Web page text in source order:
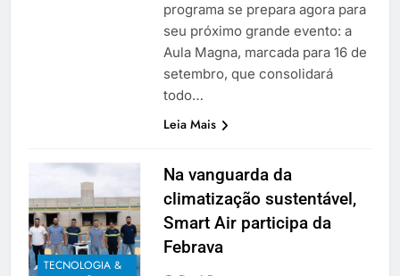
programa se prepara agora para
seu próximo grande evento: a
Aula Magna, marcada para 16 de
setembro, que consolidará
todo…
Leia Mais
TECNOLOGIA &
Na vanguarda da
climatização sustentável,
Smart Air participa da
Febrava